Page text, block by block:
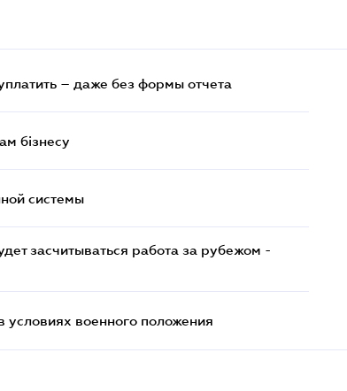
– даже без формы отчета
бізнесу
системы
засчитываться работа за рубежом -
военного положения